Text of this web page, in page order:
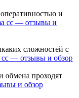
и
cc — отзывы и
сложностей с
cc — отзывы и обзор
обмена проходят
и обзор